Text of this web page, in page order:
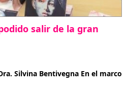
salir de la gran
Silvina Bentivegna En el marco